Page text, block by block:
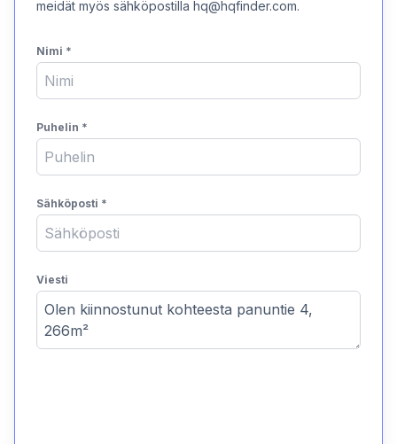
meidät myös sähköpostilla hq@hqfinder.com.
Nimi *
Puhelin *
Sähköposti *
Viesti